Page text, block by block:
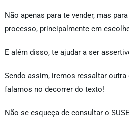
Não apenas para te vender, mas
processo, principalmente em
E além disso, te ajudar a ser
Sendo assim, iremos ressaltar
falamos no decorrer do texto!
Não se esqueça de consultar o